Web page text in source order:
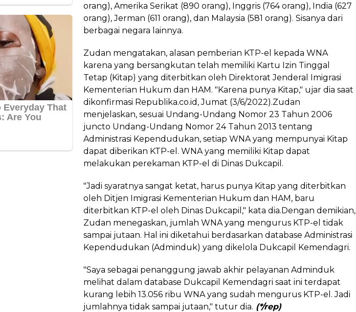
orang), Amerika Serikat (890 orang), Inggris (764 orang), India (627
orang), Jerman (611 orang), dan Malaysia (581 orang). Sisanya dari
berbagai negara lainnya.
Zudan mengatakan, alasan pemberian KTP-el kepada WNA
karena yang bersangkutan telah memiliki Kartu Izin Tinggal
Tetap (Kitap) yang diterbitkan oleh Direktorat Jenderal Imigrasi
Kementerian Hukum dan HAM. "Karena punya Kitap," ujar dia saat
dikonfirmasi Republika.co.id, Jumat (3/6/2022).Zudan
menjelaskan, sesuai Undang-Undang Nomor 23 Tahun 2006
juncto Undang-Undang Nomor 24 Tahun 2013 tentang
Administrasi Kependudukan, setiap WNA yang mempunyai Kitap
dapat diberikan KTP-el. WNA yang memiliki Kitap dapat
melakukan perekaman KTP-el di Dinas Dukcapil.
"Jadi syaratnya sangat ketat, harus punya Kitap yang diterbitkan
oleh Ditjen Imigrasi Kementerian Hukum dan HAM, baru
diterbitkan KTP-el oleh Dinas Dukcapil," kata dia.Dengan demikian,
Zudan menegaskan, jumlah WNA yang mengurus KTP-el tidak
sampai jutaan. Hal ini diketahui berdasarkan database Administrasi
Kependudukan (Adminduk) yang dikelola Dukcapil Kemendagri.
"Saya sebagai penanggung jawab akhir pelayanan Adminduk
melihat dalam database Dukcapil Kemendagri saat ini terdapat
kurang lebih 13.056 ribu WNA yang sudah mengurus KTP-el. Jadi
jumlahnya tidak sampai jutaan," tutur dia. (*/rep)